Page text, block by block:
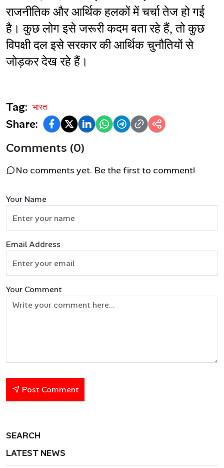
राजनीतिक और आर्थिक हलकों में चर्चा तेज हो गई
है। कुछ लोग इसे जरूरी कदम बता रहे हैं, तो कुछ
विपक्षी दल इसे सरकार की आर्थिक चुनौतियों से
जोड़कर देख रहे हैं।
Tag: भारत
Share:
Comments (0)
No comments yet. Be the first to comment!
Your Name
Email Address
Your Comment
Post Comment
SEARCH
LATEST NEWS